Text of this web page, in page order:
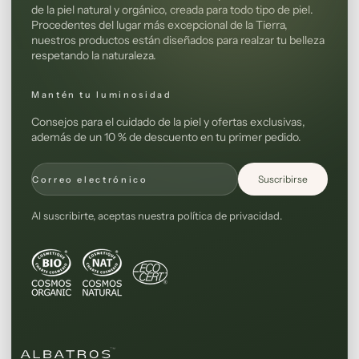
de la piel natural y orgánico, creada para todo tipo de piel.
Procedentes del lugar más excepcional de la Tierra,
nuestros productos están diseñados para realzar tu belleza
respetando la naturaleza.
Mantén tu luminosidad
Consejos para el cuidado de la piel y ofertas exclusivas,
además de un 10 % de descuento en tu primer pedido.
Correo electrónico Suscribirse
Al suscribirte, aceptas nuestra política de privacidad.